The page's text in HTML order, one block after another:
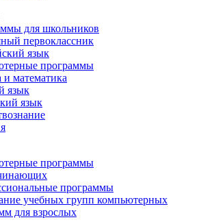
для школьников
первоклассник
язык
программы
математика
язык
язык
программы
программы
учебных групп компьютерных
для взрослых